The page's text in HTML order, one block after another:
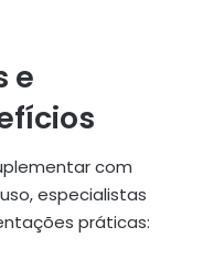
e
com
especialistas
práticas: